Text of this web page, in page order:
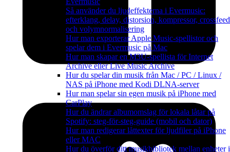
Så använder du ljudeffekterna i Evermusic:
efterklang, delay, distorsion, kompressor, crossfeed
och volymnormalisering
Hur man exporterar Apple Music-spellistor och
spelar dem i Evermusic på Mac
Hur man skapar en M3U-spellista för Internet
Archive eller Live Music Archive
Hur du spelar din musik från Mac / PC / Linux /
NAS på iPhone med Kodi DLNA-server
Hur man spelar sin egen musik på iPhone med
CarPlay
Hur du ändrar albumomslag för lokala låtar på
Spotify: steg-för-steg-guide (mobil och dator)
Hur man redigerar låttexter för ljudfiler på iPhone
eller MAC
Hur du överför ditt musikbibliotek mellan enheter i